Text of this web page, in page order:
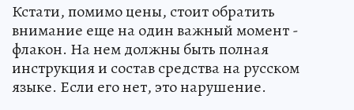
Кстати, помимо цены, стоит обратить
внимание еще на один важный момент -
флакон. На нем должны быть полная
инструкция и состав средства на русском
языке. Если его нет, это нарушение.